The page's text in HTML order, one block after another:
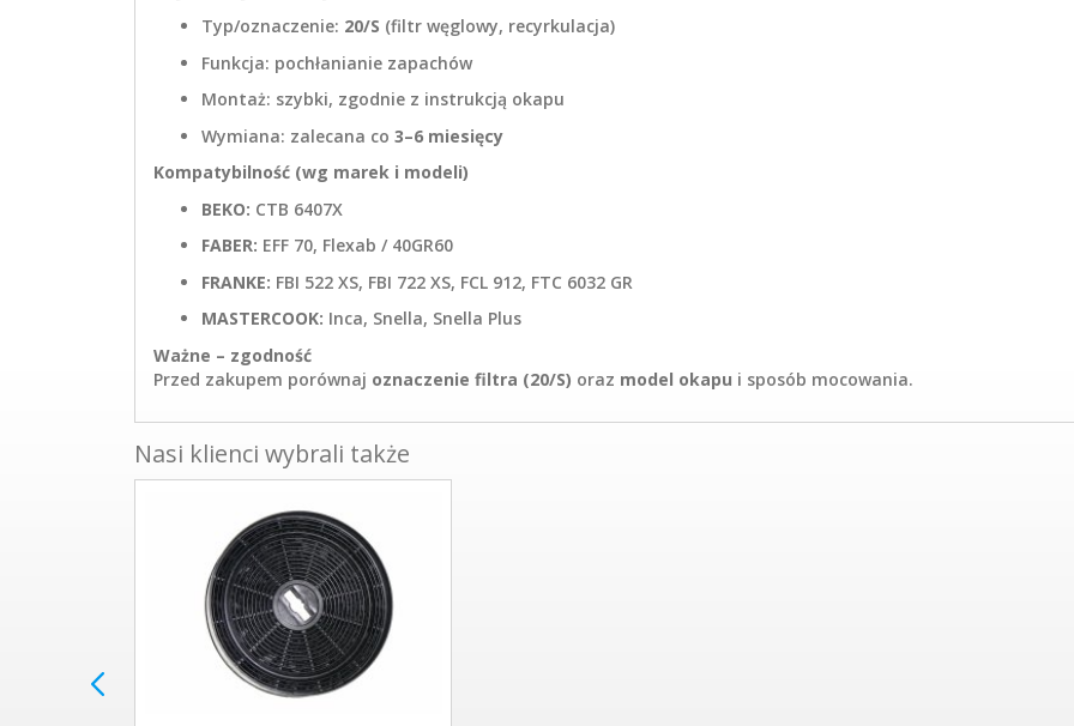
Typ/oznaczenie: 20/S (filtr węglowy, recyrkulacja)
Funkcja: pochłanianie zapachów
Montaż: szybki, zgodnie z instrukcją okapu
Wymiana: zalecana co 3–6 miesięcy
Kompatybilność (wg marek i modeli)
BEKO: CTB 6407X
FABER: EFF 70, Flexab / 40GR60
FRANKE: FBI 522 XS, FBI 722 XS, FCL 912, FTC 6032 GR
MASTERCOOK: Inca, Snella, Snella Plus
Ważne – zgodność
Przed zakupem porównaj oznaczenie filtra (20/S) oraz model okapu i sposób mocowania.
Nasi klienci wybrali także